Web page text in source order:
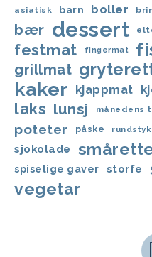
asiatisk barn boller
bær dessert
festmat fingermat
grillmat
kaker kjappmat
laks lunsj månedens
poteter påske
sjokolade
spiselige gaver storfe
vegetar